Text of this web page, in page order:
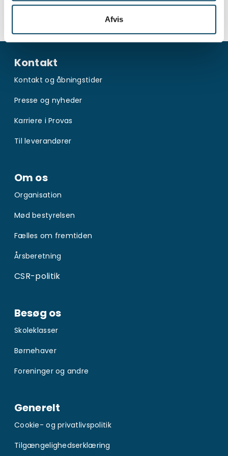
Afvis
sorteringsvejledning.
Kontakt
Kontakt og åbningstider
Presse og nyheder
Karriere i Provas
Til leverandører
Om os
Organisation
Mød bestyrelsen
Fælles om fremtiden
Årsberetning
CSR-politik
Besøg os
Skoleklasser
Børnehaver
Foreninger og andre
Generelt
Cookie- og privatlivspolitik
Tilgængelighedserklæring